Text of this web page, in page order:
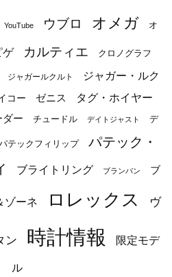
YouTube ウブロ オメガ オ
ゲ カルティエ クロノグラフ
ジャガールクルト
ジャガー・ルク
コー ゼニス タグ・ホイヤー
ダー チュードル デイトジャスト デ
テックフィリップ
パテック・
ブライトリング ブランパン ブ
ゾーネ ロレックス ヴ
ン 時計情報 限定モデ
ル